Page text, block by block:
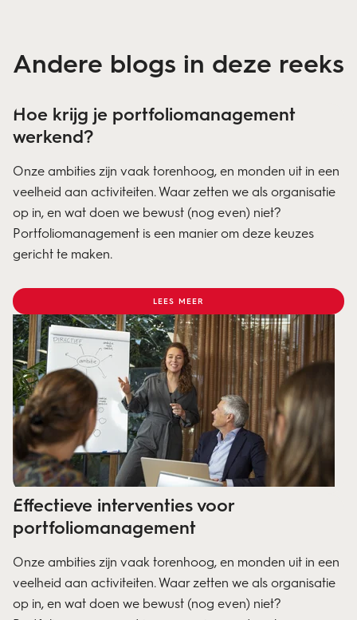
Andere blogs in deze reeks
Hoe krijg je portfoliomanagement
werkend?
Onze ambities zijn vaak torenhoog, en monden uit in een
veelheid aan activiteiten. Waar zetten we als organisatie
op in, en wat doen we bewust (nog even) niet?
Portfoliomanagement is een manier om deze keuzes
gericht te maken.
LEES MEER
Effectieve interventies voor
portfoliomanagement
Onze ambities zijn vaak torenhoog, en monden uit in een
veelheid aan activiteiten. Waar zetten we als organisatie
op in, en wat doen we bewust (nog even) niet?